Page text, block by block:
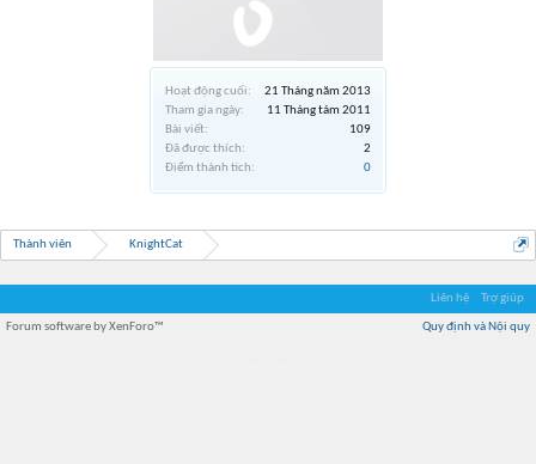
Hoạt động cuối:
21 Tháng năm 2013
Tham gia ngày:
11 Tháng tám 2011
Bài viết:
109
Đã được thích:
2
Điểm thành tích:
0
Thành viên KnightCat
Liên hệ Trợ giúp
Quy định và Nội quy
Forum software by XenForo™